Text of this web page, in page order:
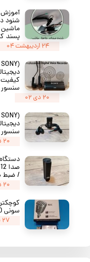
آموزش
شنود
پسند
۲۴ اردیبهشت ۰۴
۲۰ دی ۰۲
۲۰ دی ۰۲
/ ضبط صدا
۲۰ دی ۰۲
سونی 5560 فلش
۲۷ شهریور ۰۲